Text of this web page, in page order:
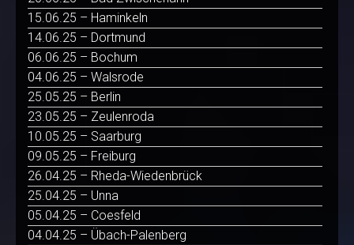
15.06.25 – Haminkeln
14.06.25 – Dortmund
06.06.25 – Bochum
04.06.25 – Walsrode
25.05.25 – Berlin
23.05.25 – Zeulenroda
10.05.25 – Saarburg
09.05.25 – Freiburg
26.04.25 – Rheda-Wiedenbrück
25.04.25 – Unna
05.04.25 – Coesfeld
04.04.25 – Übach-Palenberg